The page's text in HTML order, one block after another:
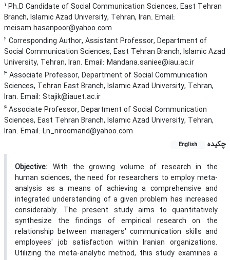
1 Ph.D Candidate of Social Communication Sciences, East Tehran
Branch, Islamic Azad University, Tehran, Iran. Email:
meisam.hasanpoor@yahoo.com
2 Corresponding Author, Assistant Professor, Department of
Social Communication Sciences, East Tehran Branch, Islamic Azad
University, Tehran, Iran. Email: Mandana.saniee@iau.ac.ir
3 Associate Professor, Department of Social Communication
Sciences, Tehran East Branch, Islamic Azad University, Tehran,
Iran. Email: Stajik@iauet.ac.ir
4 Associate Professor, Department of Social Communication
Sciences, East Tehran Branch, Islamic Azad University, Tehran,
Iran. Email: Ln_niroomand@yahoo.com
چکیده
English
Objective: With the growing volume of research in the
human sciences, the need for researchers to employ meta-
analysis as a means of achieving a comprehensive and
integrated understanding of a given problem has increased
considerably. The present study aims to quantitatively
synthesize the findings of empirical research on the
relationship between managers' communication skills and
employees' job satisfaction within Iranian organizations.
Utilizing the meta-analytic method, this study examines a